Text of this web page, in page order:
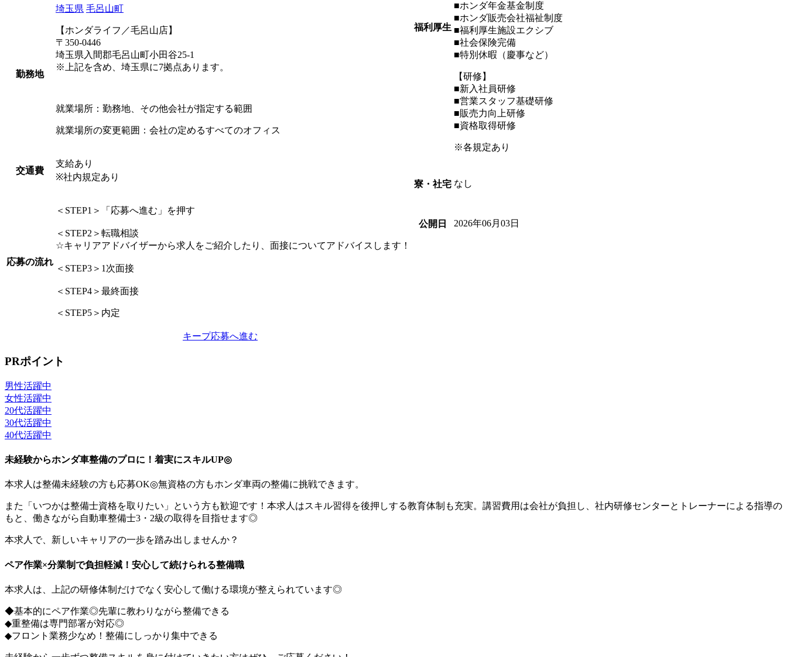
勤務地
埼玉県 毛呂山町
【ホンダライフ／毛呂山店】
〒350-0446
埼玉県入間郡毛呂山町小田谷25-1
※上記を含め、埼玉県に7拠点あります。
就業場所：勤務地、その他会社が指定する範囲
就業場所の変更範囲：会社の定めるすべてのオフィス
交通費
支給あり
※社内規定あり
応募の流れ
＜STEP1＞「応募へ進む」を押す
＜STEP2＞転職相談
☆キャリアアドバイザーから求人をご紹介したり、面接についてアドバイスします！
＜STEP3＞1次面接
＜STEP4＞最終面接
＜STEP5＞内定
福利厚生
■ホンダ年金基金制度
■ホンダ販売会社福祉制度
■福利厚生施設エクシブ
■社会保険完備
■特別休暇（慶事など）
【研修】
■新入社員研修
■営業スタッフ基礎研修
■販売力向上研修
■資格取得研修
※各規定あり
寮・社宅 なし
公開日 2026年06月03日
キープ応募へ進む
PRポイント
男性活躍中
女性活躍中
20代活躍中
30代活躍中
40代活躍中
未経験からホンダ車整備のプロに！着実にスキルUP◎
本求人は整備未経験の方も応募OK◎無資格の方もホンダ車両の整備に挑戦できます。
また「いつかは整備士資格を取りたい」という方も歓迎です！本求人はスキル習得を後押しする教育体制も充実。講習費用は会社が負担し、社内研修センターとトレーナーによる指導の
もと、働きながら自動車整備士3・2級の取得を目指せます◎
本求人で、新しいキャリアの一歩を踏み出しませんか？
ペア作業×分業制で負担軽減！安心して続けられる整備職
本求人は、上記の研修体制だけでなく安心して働ける環境が整えられています◎
◆基本的にペア作業◎先輩に教わりながら整備できる
◆重整備は専門部署が対応◎
◆フロント業務少なめ！整備にしっかり集中できる